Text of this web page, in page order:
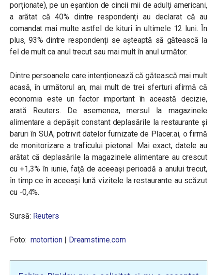
porționate), pe un eșantion de cincii mii de adulți americani,
a arătat că 40% dintre respondenți au declarat că au
comandat mai multe astfel de kituri în ultimele 12 luni. În
plus, 93% dintre respondenți se așteaptă să gătească la
fel de mult ca anul trecut sau mai mult în anul următor.
Dintre persoanele care intenționează că gătească mai mult
acasă, în următorul an, mai mult de trei sferturi afirmă că
economia este un factor important în această decizie,
arată Reuters. De asemenea, mersul la magazinele
alimentare a depășit constant deplasările la restaurante și
baruri în SUA, potrivit datelor furnizate de Placer.ai, o firmă
de monitorizare a traficului pietonal. Mai exact, datele au
arătat că deplasările la magazinele alimentare au crescut
cu +1,3% în iunie, față de aceeași perioadă a anului trecut,
în timp ce în aceeași lună vizitele la restaurante au scăzut
cu -0,4%.
Sursă: Reuters
Foto: motortion| Dreamstime.com